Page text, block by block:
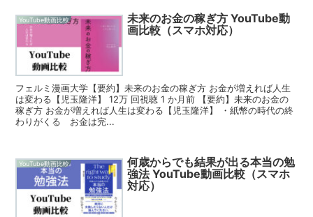
YouTube動画比較
未来のお金の稼ぎ方 YouTube動
画比較（スマホ対応）
フェルミ漫画大学【要約】未来のお金の稼ぎ方 お金が増えれば人生
は変わる【児玉隆洋】 12万 回視聴 1 か月前 【要約】未来のお金の
稼ぎ方 お金が増えれば人生は変わる【児玉隆洋】 ・紙幣の時代の終
わりがくる お金は完...
YouTube動画比較
何歳からでも結果が出る本当の勉
強法 YouTube動画比較（スマホ
対応）